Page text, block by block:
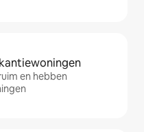
en hebben